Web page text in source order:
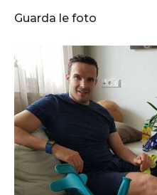
Guarda le foto